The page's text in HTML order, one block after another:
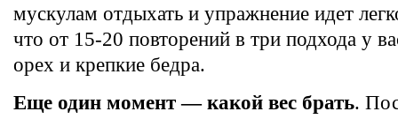
мускулам отдыхать и упражнение идет
что от 15-20 повторений в три подхода у
орех и крепкие бедра.
Еще один момент — какой вес брать.